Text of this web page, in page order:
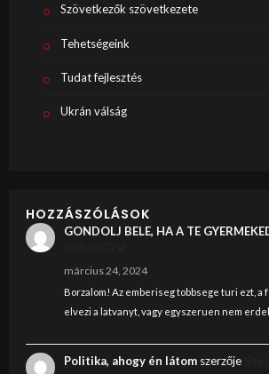
Szövetkezők szövetkezete
Tehetségeink
Tudat fejlesztés
Ukrán válság
HOZZÁSZÓLÁSOK
GONDOLJ BELE, HA A TE
március 24, 2024
Borzalom! Az emberiseg tobbsege turi ezt, a
elvezi a latvanyt, vagy egyszeruen nem
Politika, ahogy én látomszerzője